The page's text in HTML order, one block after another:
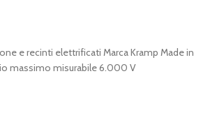
e recinti elettrificati Marca Kramp Made in
massimo misurabile 6.000 V